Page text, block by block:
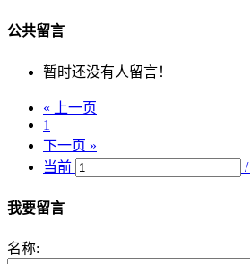
公共留言
暂时还没有人留言！
« 上一页
1
下一页 »
当前
/
我要留言
名称: